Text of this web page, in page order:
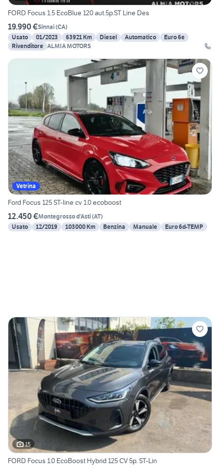
FORD Focus 1.5 EcoBlue 120 aut.5p.ST Line Des
19.990 €Sinnai(CA)
Usato
01/2023 63921 Km Diesel Automatico
Euro 6e
Rivenditore ALMIA MOTORS
Vetrina
Ford Focus 125 ST-line cv 1.0 ecoboost
12.450 €Montegrosso d'Asti(AT)
Usato
12/2019 103000 Km Benzina Manuale Euro 6d-TEMP
15
FORD Focus 1.0 EcoBoost Hybrid 125 CV 5p. ST-Lin